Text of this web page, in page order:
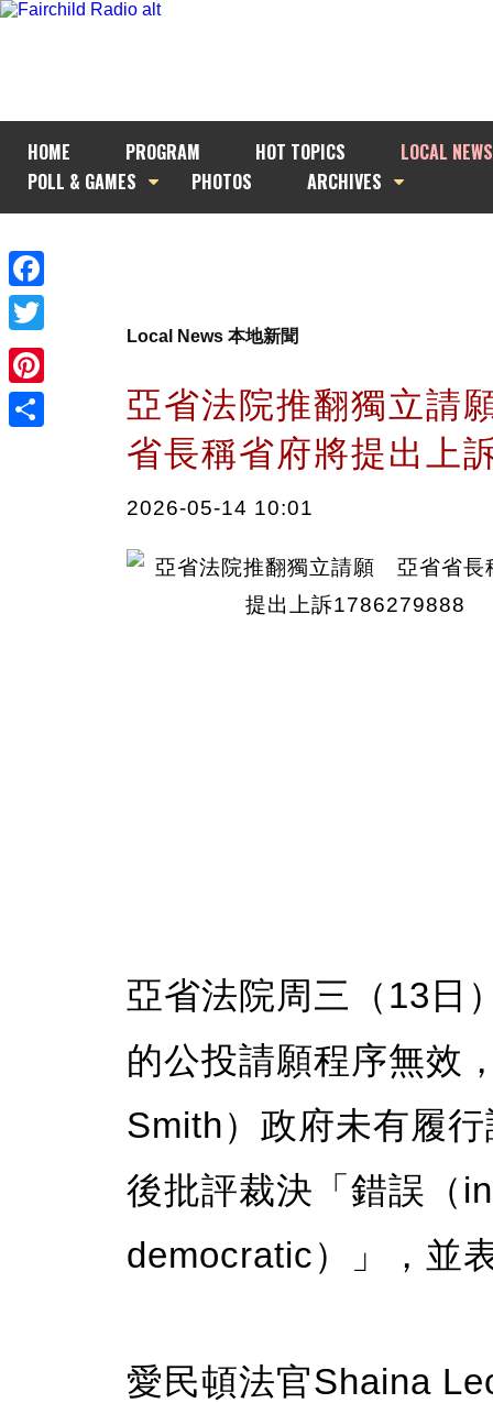
HOME PROGRAM HOT TOPICS
LOCAL NEWS
POLL & GAMES
PHOTOS ARCHIVES
Facebook
Twitter
Pinterest
Local News 本地新聞
亞省法院推翻獨立
省長稱省府將提出上
2026-05-14 10:01
亞省法院周三（13日
的公投請願程序無效
Smith）政府未有履
後批評裁決「錯誤（
democratic）」，並
愛民頓法官Shaina